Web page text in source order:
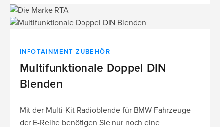
INFOTAINMENT ZUBEHÖR
Multifunktionale Doppel DIN
Blenden
Mit der Multi-Kit Radioblende für BMW Fahrzeuge
der E-Reihe benötigen Sie nur noch eine